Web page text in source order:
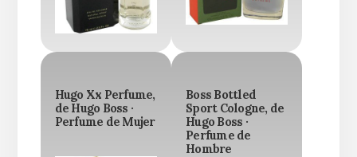
Hugo Xx Perfume,
de Hugo Boss ·
Perfume de Mujer
Boss Bottled
Sport Cologne, de
Hugo Boss ·
Perfume de
Hombre